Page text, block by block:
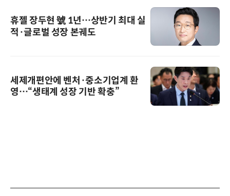
휴젤 장두현 號 1년…상반기 최대 실
적·글로벌 성장 본궤도
세제개편안에 벤처·중소기업계 환
영…“생태계 성장 기반 확충”